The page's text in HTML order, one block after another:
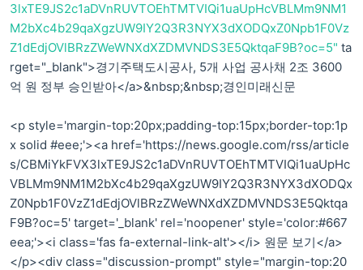
3lxTE9JS2c1aDVnRUVTOEhTMTVIQi1uaUpHcVBLMm9NM1
M2bXc4b29qaXgzUW9IY2Q3R3NYX3dXODQxZ0Npb1F0Vz
Z1dEdjOVlBRzZWeWNXdXZDMVNDS3E5QktqaF9B?oc=5" ta
rget="_blank">경기주택도시공사, 5개 사업 공사채 2조 3600
억 원 정부 승인받아</a>&nbsp;&nbsp;경인미래신문
<p style='margin-top:20px;padding-top:15px;border-top:1p
x solid #eee;'><a href='https://news.google.com/rss/article
s/CBMiYkFVX3lxTE9JS2c1aDVnRUVTOEhTMTVIQi1uaUpHc
VBLMm9NM1M2bXc4b29qaXgzUW9IY2Q3R3NYX3dXODQx
Z0Npb1F0VzZ1dEdjOVlBRzZWeWNXdXZDMVNDS3E5Qktqa
F9B?oc=5' target='_blank' rel='noopener' style='color:#667
eea;'><i class='fas fa-external-link-alt'></i> 원문 보기</a>
</p><div class="discussion-prompt" style="margin-top:20